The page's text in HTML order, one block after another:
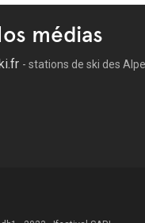
médias
- stations de ski des